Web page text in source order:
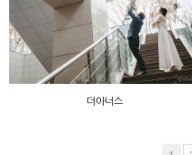
더아너스